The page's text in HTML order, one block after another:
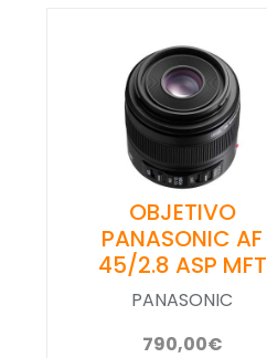
OBJETIVO
PANASONIC AF
45/2.8 ASP MFT
PANASONIC
790,00€